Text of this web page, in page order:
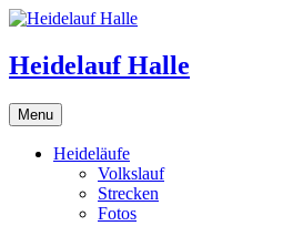
Skip
content
Heidelauf Halle
Menu
Heideläufe
Volkslauf
Strecken
Fotos